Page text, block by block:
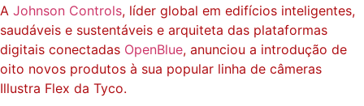
A Johnson Controls, líder global em edifícios inteligentes,
saudáveis e sustentáveis e arquiteta das plataformas
digitais conectadas OpenBlue, anunciou a introdução de
oito novos produtos à sua popular linha de câmeras
Illustra Flex da Tyco.